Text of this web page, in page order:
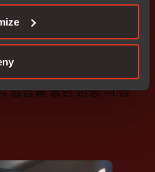
방법을 통한 한층 더 심